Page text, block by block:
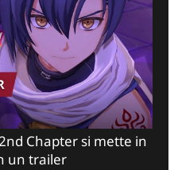
Chapter si mette in
un trailer